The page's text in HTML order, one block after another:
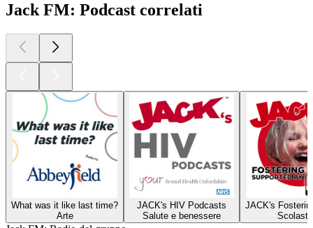
Jack FM: Podcast correlati
What was it like last time?
Arte
JACK's HIV Podcasts
Salute e benessere
JACK's